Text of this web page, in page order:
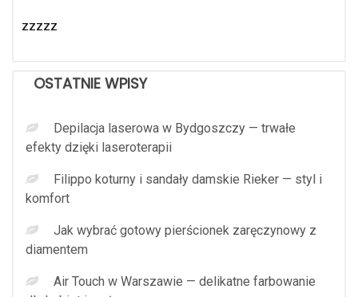
zzzzz
OSTATNIE WPISY
Depilacja laserowa w Bydgoszczy — trwałe
efekty dzięki laseroterapii
Filippo koturny i sandały damskie Rieker — styl i
komfort
Jak wybrać gotowy pierścionek zaręczynowy z
diamentem
Air Touch w Warszawie — delikatne farbowanie